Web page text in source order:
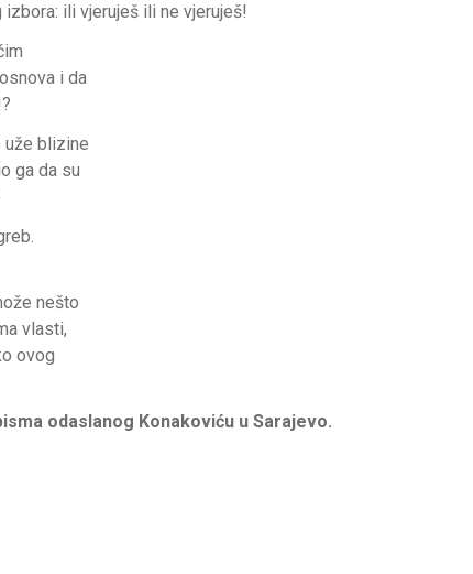
ili vjeruješ ili ne vjeruješ!
i da
uže blizine
ga da su
nešto
vlasti,
ovog
odaslanog Konakoviću u Sarajevo.